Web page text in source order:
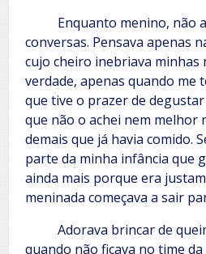
Enquanto menino, não
conversas. Pensava apenas
cujo cheiro inebriava minhas
verdade, apenas quando me
que tive o prazer de
que não o achei nem melhor
demais que já havia comido.
parte da minha infância que
ainda mais porque era
meninada começava a sair
Adorava brincar de
quando não ficava no time